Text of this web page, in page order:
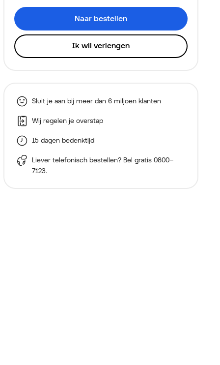
Naar bestellen
Ik wil verlengen
Sluit je aan bij meer dan 6 miljoen klanten
Wij regelen je overstap
15 dagen bedenktijd
Liever telefonisch bestellen? Bel gratis 0800–
7123.